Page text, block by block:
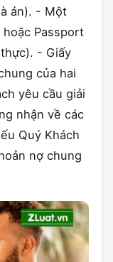
án). - Một
hoặc Passport
- Giấy
của hai
yêu cầu giải
nhận về các
Quý Khách
nợ chung